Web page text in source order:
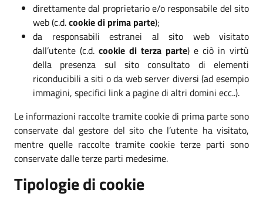
direttamente dal proprietario e/o responsabile del sito
web (c.d.cookie di prima parte);
da responsabili estranei al sito web visitato
dall’utente (c.d. cookie di terza parte) e ciò in virtù
della presenza sul sito consultato di elementi
riconducibili a siti o da web server diversi (ad esempio
immagini, specifici link a pagine di altri domini ecc..).
Le informazioni raccolte tramite cookie di prima parte sono
conservate dal gestore del sito che l’utente ha visitato,
mentre quelle raccolte tramite cookie terze parti sono
conservate dalle terze parti medesime.
Tipologie di cookie